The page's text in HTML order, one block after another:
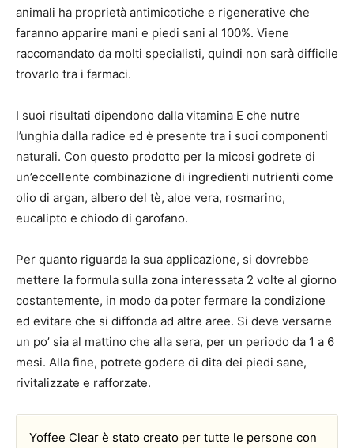
animali ha proprietà antimicotiche e rigenerative che
faranno apparire mani e piedi sani al 100%. Viene
raccomandato da molti specialisti, quindi non sarà difficile
trovarlo tra i farmaci.
I suoi risultati dipendono dalla vitamina E che nutre
l’unghia dalla radice ed è presente tra i suoi componenti
naturali. Con questo prodotto per la micosi godrete di
un’eccellente combinazione di ingredienti nutrienti come
olio di argan, albero del tè, aloe vera, rosmarino,
eucalipto e chiodo di garofano.
Per quanto riguarda la sua applicazione, si dovrebbe
mettere la formula sulla zona interessata 2 volte al giorno
costantemente, in modo da poter fermare la condizione
ed evitare che si diffonda ad altre aree. Si deve versarne
un po’ sia al mattino che alla sera, per un periodo da 1 a 6
mesi. Alla fine, potrete godere di dita dei piedi sane,
rivitalizzate e rafforzate.
Yoffee Clear è stato creato per tutte le persone con